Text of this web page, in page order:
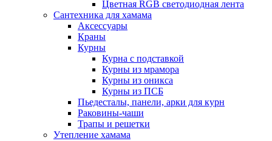
Цветная RGB светодиодная лента
Сантехника для хамама
Аксессуары
Краны
Курны
Курна с подставкой
Курны из мрамора
Курны из оникса
Курны из ПСБ
Пьедесталы, панели, арки для курн
Раковины-чаши
Трапы и решетки
Утепление хамама